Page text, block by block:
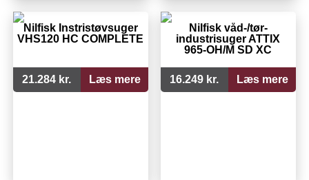
Nilfisk Instristøvsuger
VHS120 HC COMPLETE
21.284 kr. Læs mere
Nilfisk våd-/tør-
industrisuger ATTIX
965-OH/M SD XC
16.249 kr. Læs mere